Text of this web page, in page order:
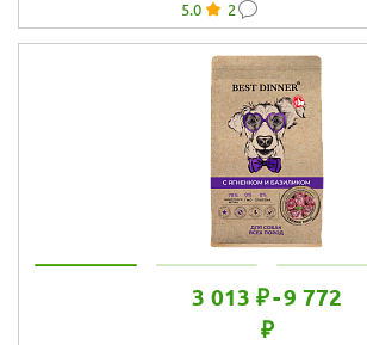
Berry для
щенков всех
пород с
чувствительным
пищеварением,
ягнёнок и ягоды
5.0 2
3 013 ₽-9 772
₽